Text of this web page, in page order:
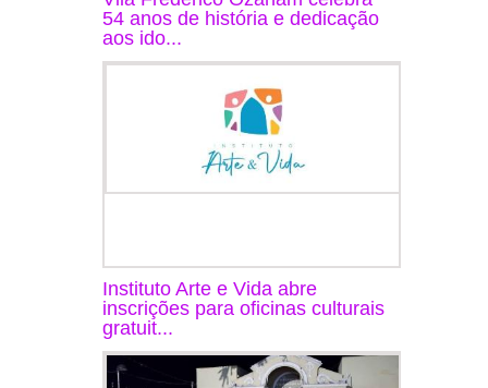
54 anos de história e dedicação
aos ido...
Instituto Arte e Vida abre
inscrições para oficinas culturais
gratuit...